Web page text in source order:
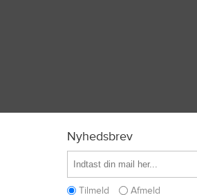
Nyhedsbrev
Tilmeld Afmeld